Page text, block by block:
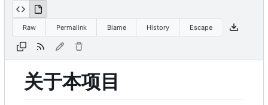
Raw Permalink Blame History Escape
关于本项目